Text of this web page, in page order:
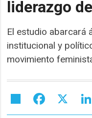
liderazgo
El estudio abarcará
institucional y
movimiento
Share Facebook